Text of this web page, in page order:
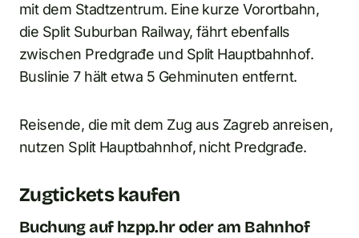
mit dem Stadtzentrum. Eine kurze Vorortbahn,
die Split Suburban Railway, fährt ebenfalls
zwischen Predgrađe und Split Hauptbahnhof.
Buslinie 7 hält etwa 5 Gehminuten entfernt.
Reisende, die mit dem Zug aus Zagreb anreisen,
nutzen Split Hauptbahnhof, nicht Predgrađe.
Zugtickets kaufen
Buchung auf hzpp.hr oder am Bahnhof